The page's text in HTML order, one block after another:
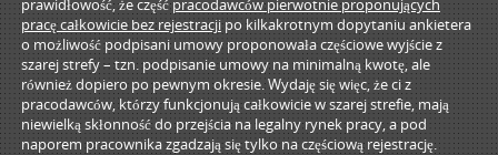
prawidłowość, że częśćpracodawców pierwotnie proponujących
pracę całkowicie bez rejestracjipo kilkakrotnym dopytaniu ankietera
o możliwość podpisani umowy proponowała częściowe wyjście z
szarej strefy – tzn. podpisanie umowy na minimalną kwotę, ale
również dopiero po pewnym okresie. Wydaję się więc, że ci z
pracodawców, którzy funkcjonują całkowicie w szarej strefie, mają
niewielką skłonność do przejścia na legalny rynek pracy, a pod
naporem pracownika zgadzają się tylko na częściową rejestrację.